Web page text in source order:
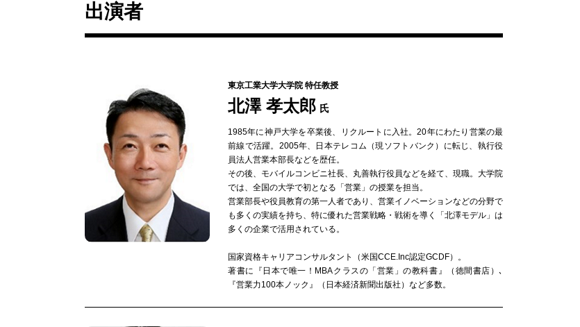
出演者
東京工業大学大学院 特任教授
北澤 孝太郎 氏
1985年に神戸大学を卒業後、リクルートに入社。20年にわたり営業の最
前線で活躍。2005年、日本テレコム（現ソフトバンク）に転じ、執行役
員法人営業本部長などを歴任。
その後、モバイルコンビニ社長、丸善執行役員などを経て、現職。大学院
では、全国の大学で初となる「営業」の授業を担当。
営業部長や役員教育の第一人者であり、営業イノベーションなどの分野で
も多くの実績を持ち、特に優れた営業戦略・戦術を導く「北澤モデル」は
多くの企業で活用されている。
国家資格キャリアコンサルタント（米国CCE.Inc認定GCDF）。
著書に『日本で唯一！MBAクラスの「営業」の教科書』（徳間書店）､
『営業力100本ノック』（日本経済新聞出版社）など多数。